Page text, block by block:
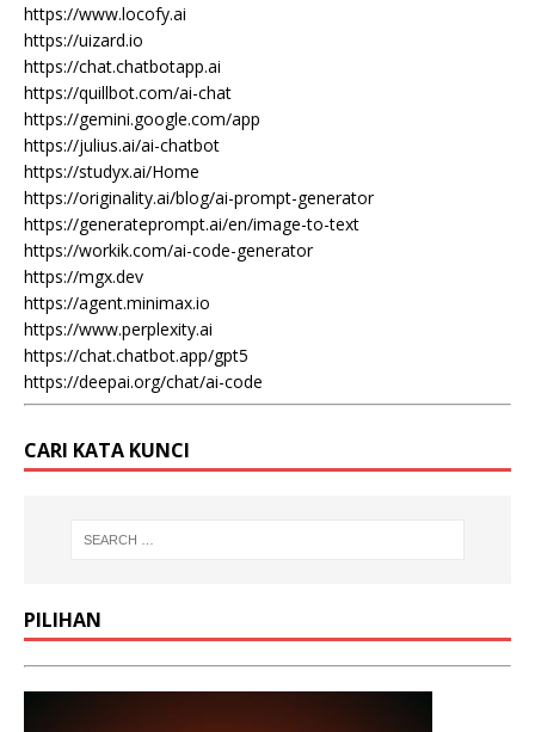
https://www.locofy.ai
https://uizard.io
https://chat.chatbotapp.ai
https://quillbot.com/ai-chat
https://gemini.google.com/app
https://julius.ai/ai-chatbot
https://studyx.ai/Home
https://originality.ai/blog/ai-prompt-generator
https://generateprompt.ai/en/image-to-text
https://workik.com/ai-code-generator
https://mgx.dev
https://agent.minimax.io
https://www.perplexity.ai
https://chat.chatbot.app/gpt5
https://deepai.org/chat/ai-code
CARI KATA KUNCI
PILIHAN